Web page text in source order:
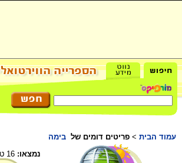
עמוד הבית > פריטים דומים של בימה
נמצאו: